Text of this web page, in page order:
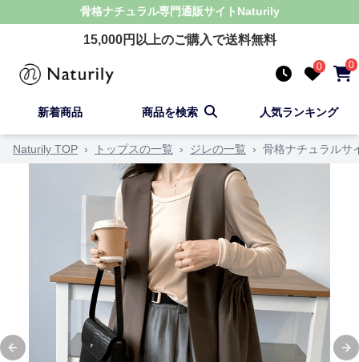
骨格ナチュラル専門通販サイト Naturily
15,000円以上のご購入で送料無料
0 0
新着商品 商品を検索 人気ランキング
Naturily TOP › トップスの一覧 › ジレの一覧 › 骨格ナチュラルサ
Previous slide